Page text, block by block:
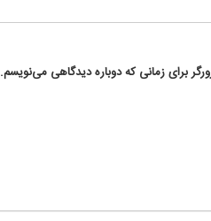
برای زمانی که دوباره دیدگاهی می‌نویسم.